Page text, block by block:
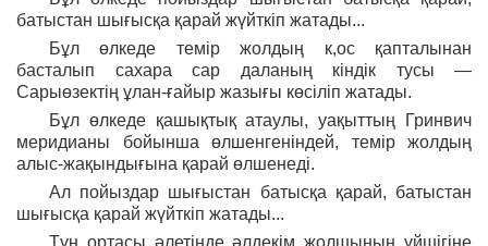
батыстан шығысқа қарай жүйткіп жатады...
Бұл өлкеде темір жолдың к,ос қапталынан
басталып сахара cap даланың кіндік тусы —
Сарыөзектің ұлан-ғайыр жазығы көсіліп жатады.
Бұл өлкеде қашықтық атаулы, уақыттың Гринвич
меридианы бойынша өлшенгеніндей, темір жолдың
алыс-жақындығына қарай өлшенеді.
Ал пойыздар шығыстан батысқа қарай, батыстан
шығысқа қарай жүйткіп жатады...
Түн ортасы әлетінде әлдекім жолшының үйшігіне